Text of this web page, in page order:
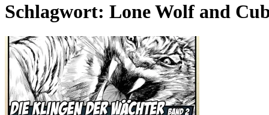
Schlagwort: Lone Wolf and